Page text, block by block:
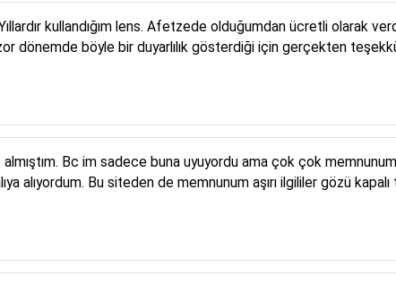
kullandığım lens. Afetzede olduğumdan ücretli olarak
dönemde böyle bir duyarlılık gösterdiği için gerçekten
almıştım. Bc im sadece buna uyuyordu ama çok çok
alıyordum. Bu siteden de memnunum aşırı ilgililer gözü